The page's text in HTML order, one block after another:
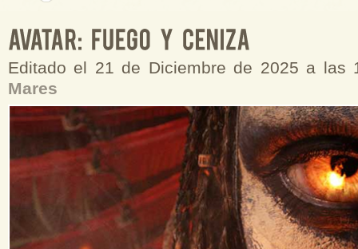
Editado el 21 de Diciembre de 2025 a las
Mares